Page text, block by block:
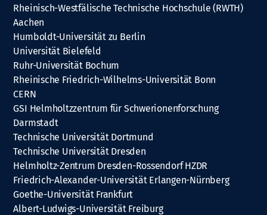
Rheinisch-Westfälische Technische Hochschule (RWTH)
Aachen
Humboldt-Universität zu Berlin
Universität Bielefeld
Ruhr-Universität Bochum
Rheinische Friedrich-Wilhelms-Universität Bonn
CERN
GSI Helmholtzzentrum für Schwerionenforschung
Darmstadt
Technische Universität Dortmund
Technische Universität Dresden
Helmholtz-Zentrum Dresden-Rossendorf HZDR
Friedrich-Alexander-Universität Erlangen-Nürnberg
Goethe-Universität Frankfurt
Albert-Ludwigs-Universität Freiburg